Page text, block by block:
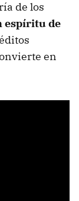
de los
espíritu de
en